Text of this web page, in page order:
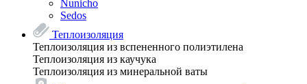
Nunicho
Sedos
Теплоизоляция
Теплоизоляция из вспененного полиэтилена
Теплоизоляция из каучука
Теплоизоляция из минеральной ваты